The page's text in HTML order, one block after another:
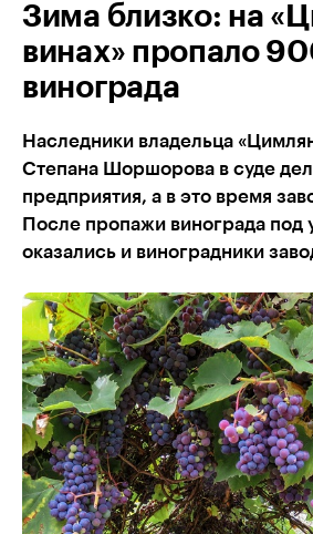
Зима близко: на
винах» пропало
винограда
Наследники владельца
Степана Шоршорова в суде
предприятия, а в это время
После пропажи винограда под
оказались и виноградники